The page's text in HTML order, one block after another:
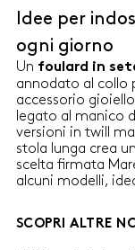
Idee per
ogni giorno
Un foulard in
annodato al collo
accessorio
legato al manico
versioni in twill
stola lunga crea
scelta firmata
alcuni modelli,
SCOPRI ALTRE